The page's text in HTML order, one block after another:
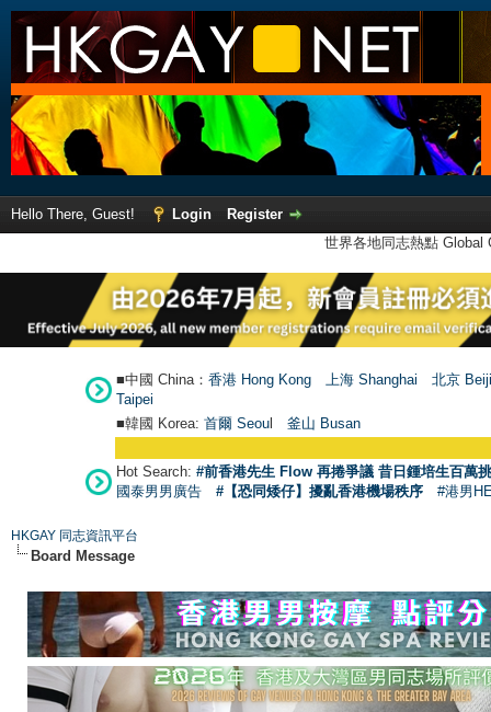
Hello There, Guest! Login
Register
世界各地同志熱點
■中國 China： 香港 Hong Kong 上海 Shanghai
北京
Taipei
■韓國 Korea: 首爾 Seoul 釜山 Busan
Hot Search: #前香港先生 Flow 再捲爭議 昔日鍾培生百萬
國泰男男廣告
#【恐同矮仔】擾亂香港機場秩序 #港男
HKGAY 同志資訊平台
Board Message